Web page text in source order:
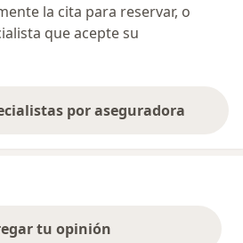
la cita para reservar, o
que acepte su
por aseguradora
tu opinión